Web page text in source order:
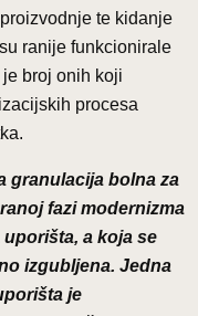
te kidanje
ranije funkcionirale
broj onih koji
procesa
granulacija bolna za
fazi modernizma
a koja se
izgubljena. Jedna
je